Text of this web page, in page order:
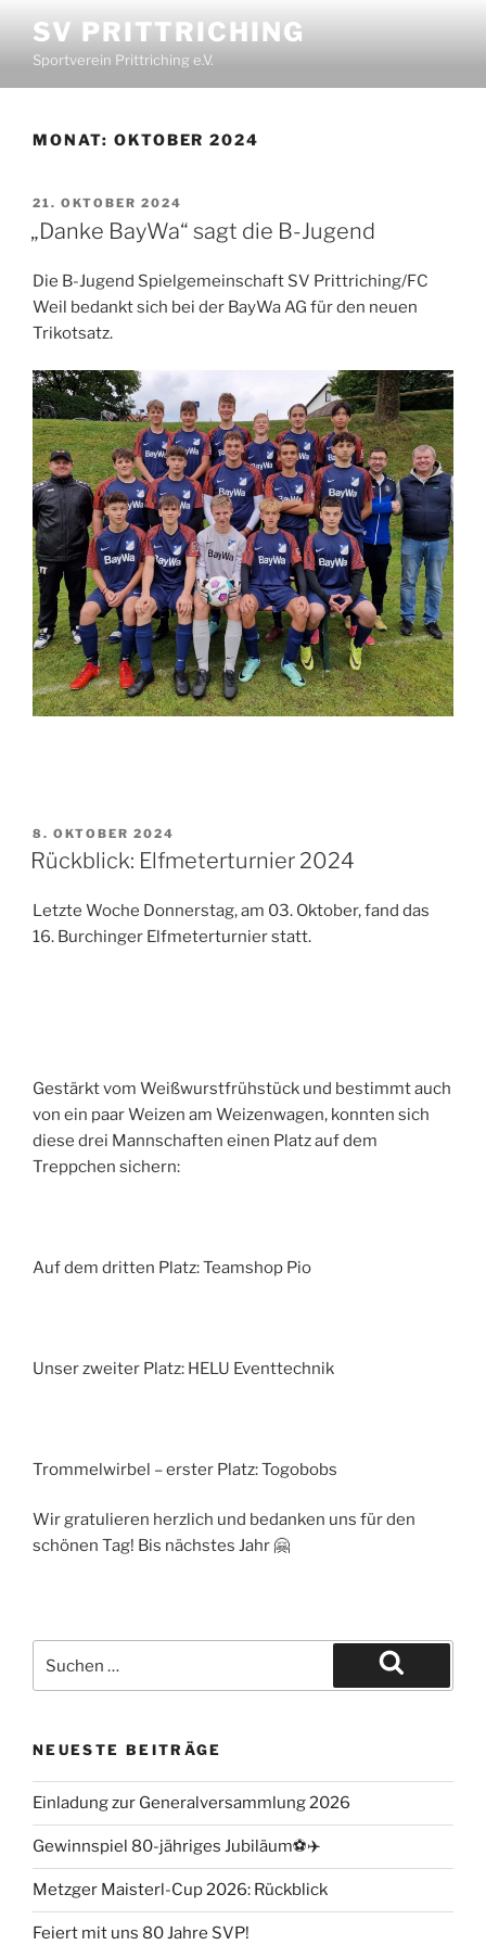
SV PRITTRICHING
Sportverein Prittriching e.V.
MONAT: OKTOBER 2024
21. OKTOBER 2024
„Danke BayWa“ sagt die B-Jugend
Die B-Jugend Spielgemeinschaft SV Prittriching/FC
Weil bedankt sich bei der BayWa AG für den neuen
Trikotsatz.
8. OKTOBER 2024
Rückblick: Elfmeterturnier 2024
Letzte Woche Donnerstag, am 03. Oktober, fand das
16. Burchinger Elfmeterturnier statt.
Gestärkt vom Weißwurstfrühstück und bestimmt auch
von ein paar Weizen am Weizenwagen, konnten sich
diese drei Mannschaften einen Platz auf dem
Treppchen sichern:
Auf dem dritten Platz: Teamshop Pio
Unser zweiter Platz: HELU Eventtechnik
Trommelwirbel – erster Platz: Togobobs
Wir gratulieren herzlich und bedanken uns für den
schönen Tag! Bis nächstes Jahr 🤗
NEUESTE BEITRÄGE
Einladung zur Generalversammlung 2026
Gewinnspiel 80-jähriges Jubiläum⚽️✈️
Metzger Maisterl-Cup 2026: Rückblick
Feiert mit uns 80 Jahre SVP!